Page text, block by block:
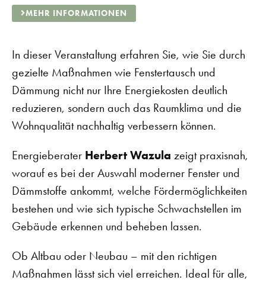
MEHR INFORMATIONEN
In dieser Veranstaltung erfahren Sie, wie Sie durch
gezielte Maßnahmen wie Fenstertausch und
Dämmung nicht nur Ihre Energiekosten deutlich
reduzieren, sondern auch das Raumklima und die
Wohnqualität nachhaltig verbessern können.
Energieberater Herbert Wazula zeigt praxisnah,
worauf es bei der Auswahl moderner Fenster und
Dämmstoffe ankommt, welche Fördermöglichkeiten
bestehen und wie sich typische Schwachstellen im
Gebäude erkennen und beheben lassen.
Ob Altbau oder Neubau – mit den richtigen
Maßnahmen lässt sich viel erreichen. Ideal für alle,